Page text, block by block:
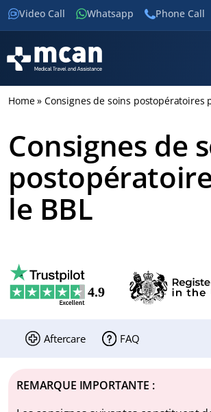
Video Call Whatsapp Phone Call
Home» Consignes de soins postopératoires
Consignes de
le BBL
Aftercare FAQ
REMARQUE IMPORTANTE :